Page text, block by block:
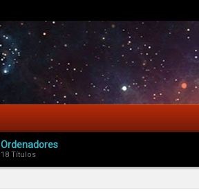
Ordenadores
18 Títulos